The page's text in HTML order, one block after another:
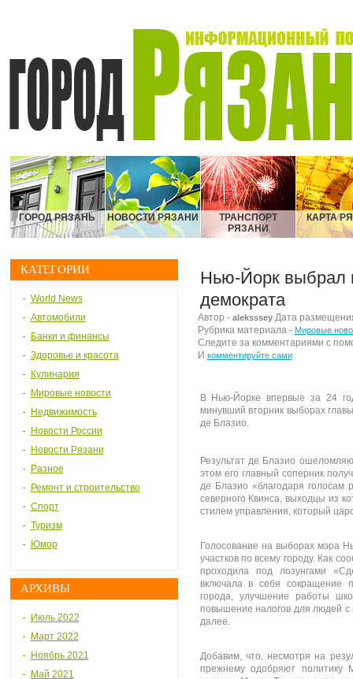
ГОРОД РЯЗАНЬ НОВОСТИ РЯЗАНИ
ТРАНСПОРТ
РЯЗАНИ
КАРТА
КАТЕГОРИИ
World News
Автомобили
Банки и финансы
Здоровье и красота
Кулинария
Мировые новости
Недвижимость
Новости России
Новости Рязани
Разное
Ремонт и строительство
Спорт
Туризм
Юмор
АРХИВЫ
Июль 2022
Март 2022
Ноябрь 2021
Май 2021
Нью-Йорк выбрал
демократа
Автор - alekssseyДата
Рубрика материала - Мировые
Следите за комментариями с
И комментируйте сами
В Нью-Йорке впервые за 24
минувший вторник выборах
де Блазио.
Результат де Блазио
этом его главный соперник
де Блазио «благодаря голосам
северного Квинса, выходцы из
стилем управления, который
Голосование на выборах мэра
участков по всему городу. Как
проходила под лозунгами
включала в себя сокращение
города, улучшение работы
повышение налогов для людей
далее.
Добавим, что, несмотря на
прежнему одобряют политику